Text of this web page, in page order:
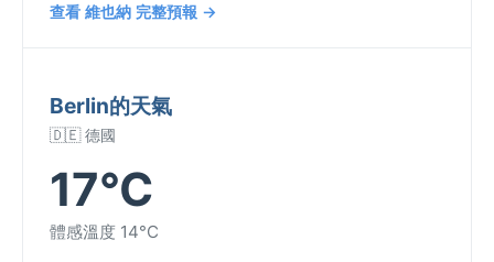
查看 維也納 完整預報 →
Berlin的天氣
🇩🇪 德國
17°C
體感溫度 14°C